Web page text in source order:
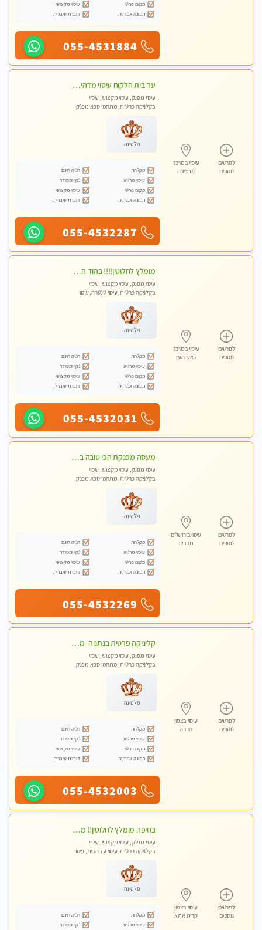
מקום פרטי
עיסוי מקצועי
תמונה אמיתית
דוברת עיברית
055-4531884
לפרטים
נוספים
עיסוי במרכז
נס ציונה
עד בית הלקוח עיסוי מדהים מפנק מקצועי ומרגיע !!
עיסוי מפנק, עיסוי מקצועי, עיסוי
בקלניקה פרטית, מתחמי ספא מפנק
פלטינה
מקלחת
חניה חינם
עיסוי מרגיע
נקי ומסודר
מקום פרטי
עיסוי מקצועי
תמונה אמיתית
דוברת עיברית
055-4532287
לפרטים
נוספים
עיסוי במרכז
ראש העין
מומלץ לחלוטין!!!! בהוד השרון מעסה מקצועית לעיסוי ברמה גבוהה VIP תתקשר .....
עיסוי מפנק, עיסוי מקצועי, עיסוי
בקלניקה פרטית, עיסוי טנטרה, עיסוי
פלטינה
מקלחת
חניה חינם
עיסוי מרגיע
נקי ומסודר
מקום פרטי
עיסוי מקצועי
תמונה אמיתית
דוברת עיברית
055-4532031
לפרטים
נוספים
עיסוי בירושלים
מכבים
מעסה מפנקת הכי טובה בעיר במרכז העיר כל סוגי העיסויים מעסה מקצועית ואיכותית פרטי!!!מומלץ לחלוטין!!
עיסוי מפנק, עיסוי מקצועי, עיסוי
בקלניקה פרטית, מתחמי ספא מפנק,
פלטינה
מקלחת
חניה חינם
עיסוי מרגיע
נקי ומסודר
מקום פרטי
עיסוי מקצועי
תמונה אמיתית
דוברת עיברית
055-4532269
לפרטים
נוספים
עיסוי בצפון
חדרה
קליניקה פרטית בנתניה -מעסה איכותית לעיסוי מקצועי ומפנק לכל שרירי הגוף...
עיסוי מפנק, עיסוי מקצועי, עיסוי
בקלניקה פרטית, מתחמי ספא מפנק,
פלטינה
מקלחת
חניה חינם
עיסוי מרגיע
נקי ומסודר
מקום פרטי
עיסוי מקצועי
תמונה אמיתית
דוברת עיברית
055-4532003
לפרטים
נוספים
עיסוי בצפון
קרית אתא
בחיפה מומלץ לחלוטין!! מעסה יפה איכותית מקצועית ומפנקת מאוד פרטי מומלץ בחום.עיסוי מפנק מאוווד.
עיסוי מפנק, עיסוי מקצועי, עיסוי
בקלניקה פרטית, עיסוי עד הבית, עיסוי
פלטינה
מקלחת
חניה חינם
עיסוי מרגיע
נקי ומסודר